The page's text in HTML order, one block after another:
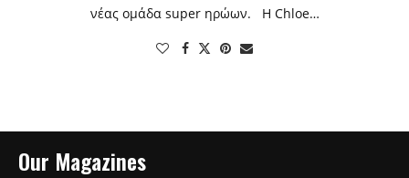
νέας ομάδα super ηρώων. Η Chloe…
Our Magazines